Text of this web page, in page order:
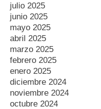
julio 2025
junio 2025
mayo 2025
abril 2025
marzo 2025
febrero 2025
enero 2025
diciembre 2024
noviembre 2024
octubre 2024